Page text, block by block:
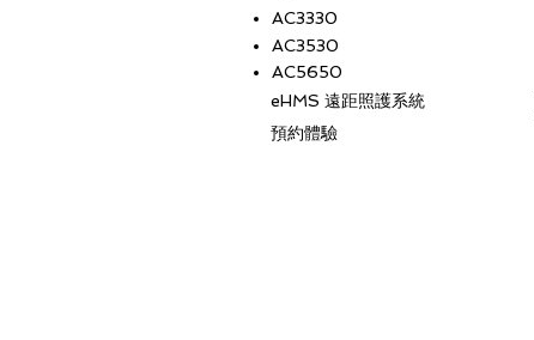
AC3330
AC3530
AC5650
eHMS 遠距照護系統
​預約體驗